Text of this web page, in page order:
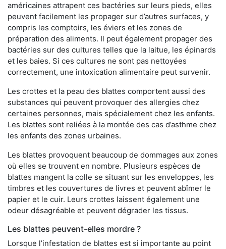
américaines attrapent ces bactéries sur leurs pieds, elles
peuvent facilement les propager sur d’autres surfaces, y
compris les comptoirs, les éviers et les zones de
préparation des aliments. Il peut également propager des
bactéries sur des cultures telles que la laitue, les épinards
et les baies. Si ces cultures ne sont pas nettoyées
correctement, une intoxication alimentaire peut survenir.
Les crottes et la peau des blattes comportent aussi des
substances qui peuvent provoquer des allergies chez
certaines personnes, mais spécialement chez les enfants.
Les blattes sont reliées à la montée des cas d’asthme chez
les enfants des zones urbaines.
Les blattes provoquent beaucoup de dommages aux zones
où elles se trouvent en nombre. Plusieurs espèces de
blattes mangent la colle se situant sur les enveloppes, les
timbres et les couvertures de livres et peuvent abîmer le
papier et le cuir. Leurs crottes laissent également une
odeur désagréable et peuvent dégrader les tissus.
Les blattes peuvent-elles mordre ?
Lorsque l’infestation de blattes est si importante au point